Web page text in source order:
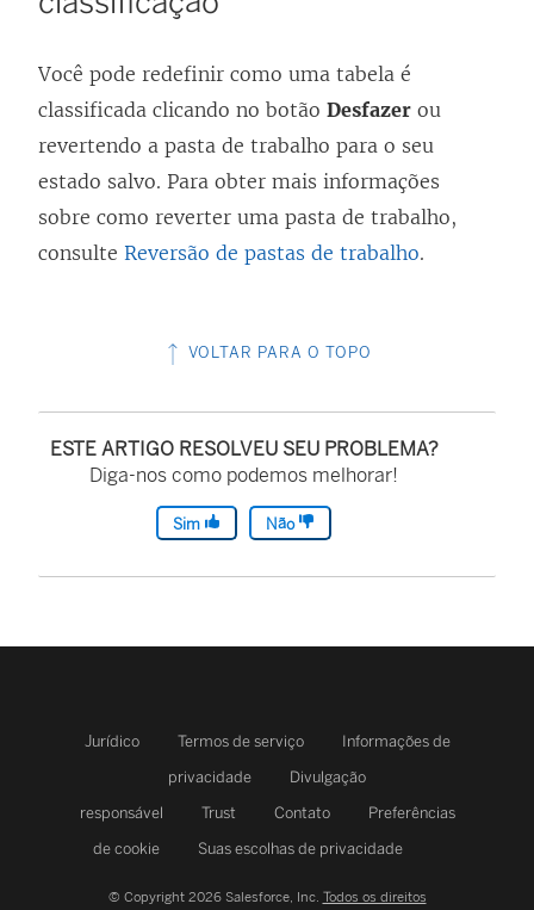
Você pode redefinir como uma tabela é
classificada clicando no botão Desfazer ou
revertendo a pasta de trabalho para o seu
estado salvo. Para obter mais informações
sobre como reverter uma pasta de trabalho,
consulte Reversão de pastas de trabalho.
VOLTAR PARA O TOPO
ESTE ARTIGO RESOLVEU SEU PROBLEMA?
Diga-nos como podemos melhorar!
Sim Não
Jurídico Termos de serviço
Informações de
privacidade
Divulgação
responsável
Trust Contato
Preferências
de cookie
Suas escolhas de privacidade
© Copyright 2026 Salesforce, Inc. Todos os direitos